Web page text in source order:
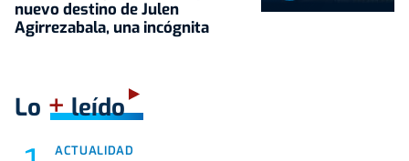
nuevo destino de Julen
Agirrezabala, una incógnita
Lo +leído
ACTUALIDAD